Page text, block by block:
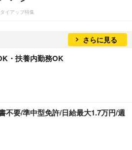
イアップ特集
さらに見る
・扶養内勤務OK
不要/準中型免許/日給最大1.7万円/週